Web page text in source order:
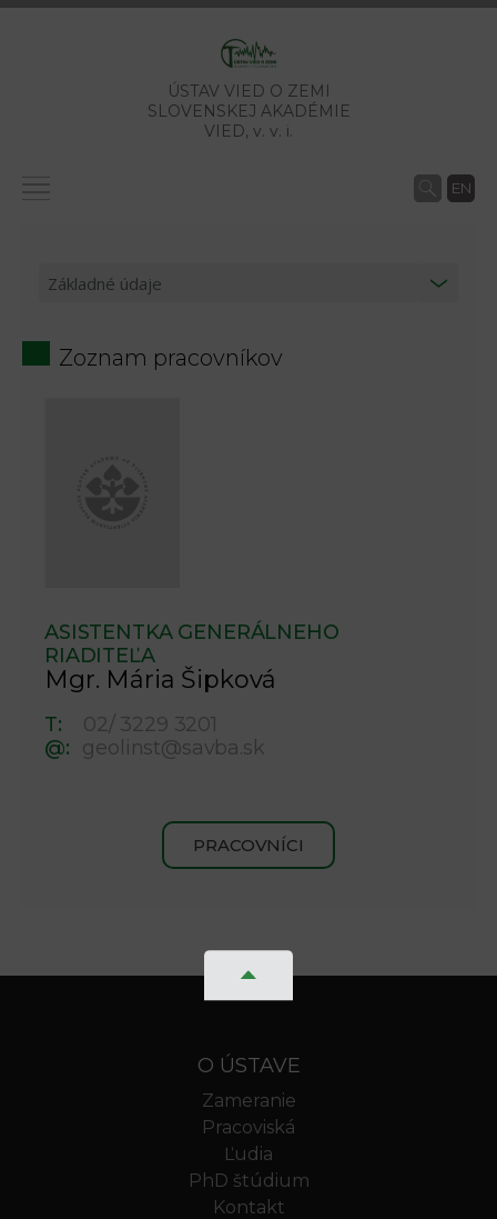
ÚSTAV VIED O ZEMI
SLOVENSKEJ AKADÉMIE
VIED, v. v. i.
EN
Zoznam pracovníkov
ASISTENTKA GENERÁLNEHO
RIADITEĽA
Mgr. Mária Šipková
T:
02/ 3229 3201
@: geolinst@savba.sk
PRACOVNÍCI
O ÚSTAVE
Zameranie
Pracoviská
Ľudia
PhD štúdium
Kontakt